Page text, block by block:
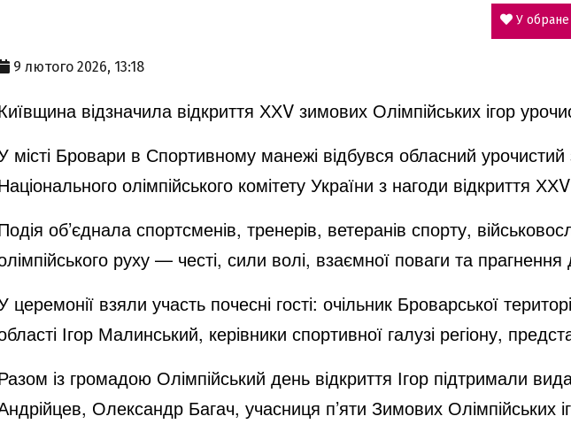
V
d
o
У обране
9 лютого 2026, 13:18
відзначила відкриття ХХV зимових Олімпійських ігор
місті Бровари в Спортивному манежі відбувся обласний
олімпійського комітету України з нагоди відкриття
об’єднала спортсменів, тренерів, ветеранів спорту,
руху — честі, сили волі, взаємної поваги та
церемонії взяли участь почесні гості: очільник Броварської
Ігор Малинський, керівники спортивної галузі регіону,
із громадою Олімпійський день відкриття Ігор підтримали
Олександр Багач, учасниця п’яти Зимових